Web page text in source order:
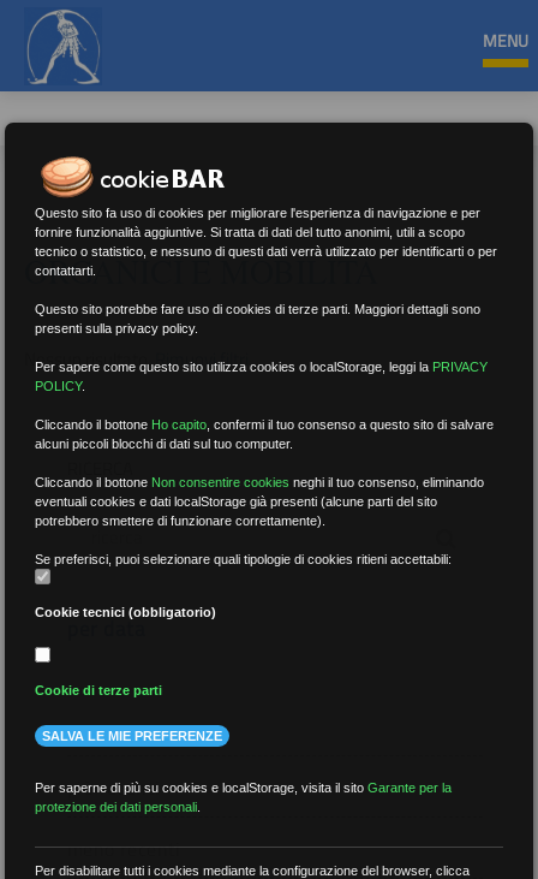
MENU
ORGANICI E MOBILITÀ
Nessun risultato.Rimuovi filtri
per data
più recenti
meno recenti
Questo sito fa uso di cookies per migliorare l'esperienza di navigazione e per
fornire funzionalità aggiuntive. Si tratta di dati del tutto anonimi, utili a scopo
tecnico o statistico, e nessuno di questi dati verrà utilizzato per identificarti o per
contattarti.
Questo sito potrebbe fare uso di cookies di terze parti. Maggiori dettagli sono
presenti sulla privacy policy.
Per sapere come questo sito utilizza cookies o localStorage, leggi la PRIVACY
POLICY.
Cliccando il bottone Ho capito ,confermi il tuo consenso a questo sito di salvare
alcuni piccoli blocchi di dati sul tuo computer.
Cliccando il bottone Non consentire cookies neghi il tuo consenso, eliminando
eventuali cookies e dati localStorage già presenti (alcune parti del sito
potrebbero smettere di funzionare correttamente).
Se preferisci, puoi selezionare quali tipologie di cookies ritieni accettabili:
Cookie tecnici (obbligatorio)
Cookie di terze parti
SALVA LE MIE PREFERENZE
Per saperne di più su cookies e localStorage, visita il sitoGarante per la
protezione dei dati personali
Per disabilitare tutti i cookies mediante la configurazione del browser, clicca